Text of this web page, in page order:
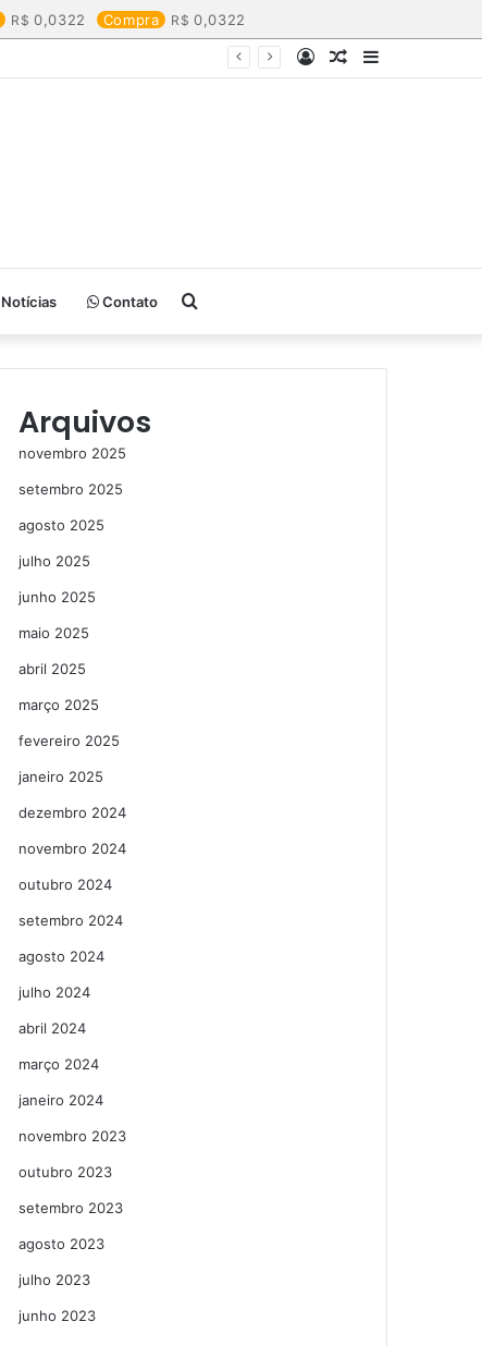
0,0322 Compra 0,0322
Barra
Artigo
Entrar
Notícias Contato Procurar
por
Arquivos
novembro 2025
setembro 2025
agosto 2025
julho 2025
junho 2025
maio 2025
abril 2025
março 2025
fevereiro 2025
janeiro 2025
dezembro 2024
novembro 2024
outubro 2024
setembro 2024
agosto 2024
julho 2024
abril 2024
março 2024
janeiro 2024
novembro 2023
outubro 2023
setembro 2023
agosto 2023
julho 2023
junho 2023